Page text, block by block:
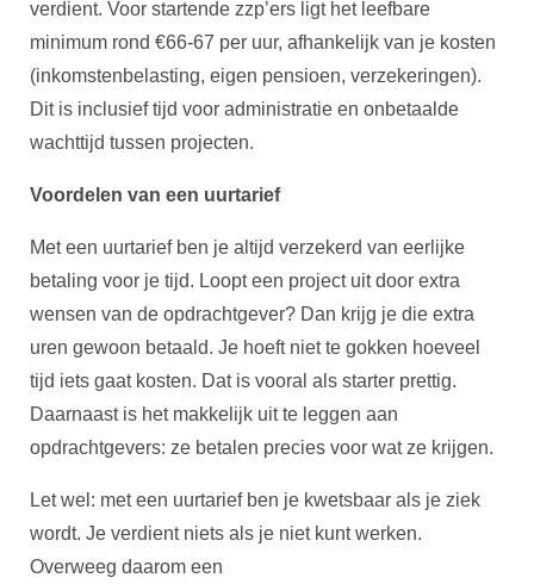
verdient. Voor startende zzp’ers ligt het leefbare
minimum rond €66-67 per uur, afhankelijk van je kosten
(inkomstenbelasting, eigen pensioen, verzekeringen).
Dit is inclusief tijd voor administratie en onbetaalde
wachttijd tussen projecten.
Voordelen van een uurtarief
Met een uurtarief ben je altijd verzekerd van eerlijke
betaling voor je tijd. Loopt een project uit door extra
wensen van de opdrachtgever? Dan krijg je die extra
uren gewoon betaald. Je hoeft niet te gokken hoeveel
tijd iets gaat kosten. Dat is vooral als starter prettig.
Daarnaast is het makkelijk uit te leggen aan
opdrachtgevers: ze betalen precies voor wat ze krijgen.
Let wel: met een uurtarief ben je kwetsbaar als je ziek
wordt. Je verdient niets als je niet kunt werken.
Overweeg daarom een